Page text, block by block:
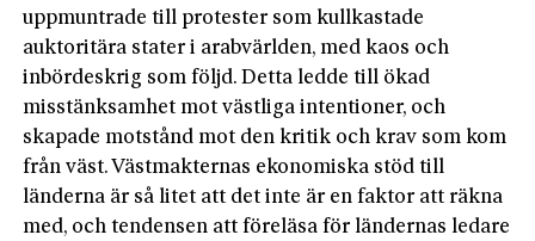
uppmuntrade till protester som kullkastade
auktoritära stater i arabvärlden, med kaos och
inbördeskrig som följd. Detta ledde till ökad
misstänksamhet mot västliga intentioner, och
skapade motstånd mot den kritik och krav som kom
från väst. Västmakternas ekonomiska stöd till
länderna är så litet att det inte är en faktor att räkna
med, och tendensen att föreläsa för ländernas ledare